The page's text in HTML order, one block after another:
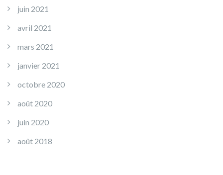
juin 2021
avril 2021
mars 2021
janvier 2021
octobre 2020
août 2020
juin 2020
août 2018